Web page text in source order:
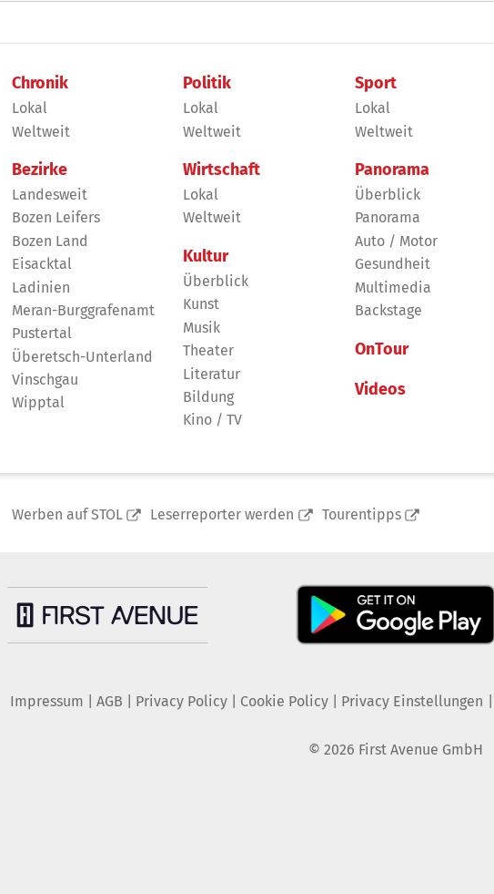
Chronik
Lokal
Weltweit
Bezirke
Landesweit
Bozen Leifers
Bozen Land
Eisacktal
Ladinien
Meran-Burggrafenamt
Pustertal
Überetsch-Unterland
Vinschgau
Wipptal
Politik
Lokal
Weltweit
Wirtschaft
Lokal
Weltweit
Kultur
Überblick
Kunst
Musik
Theater
Literatur
Bildung
Kino / TV
Sport
Lokal
Weltweit
Panorama
Überblick
Panorama
Auto / Motor
Gesundheit
Multimedia
Backstage
OnTour
Videos
Werben auf STOL Leserreporter werden Tourentipps
Impressum AGB Privacy Policy| Cookie Policy| Privacy Einstellungen
© 2026 First Avenue GmbH